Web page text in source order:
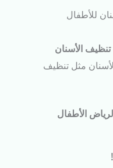
للأطفال
تنظيف الأسنان
مثل تنظيف
الأطفال